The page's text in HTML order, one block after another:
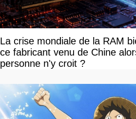
La crise mondiale de la RAM
ce fabricant venu de Chine
personne n'y croit ?